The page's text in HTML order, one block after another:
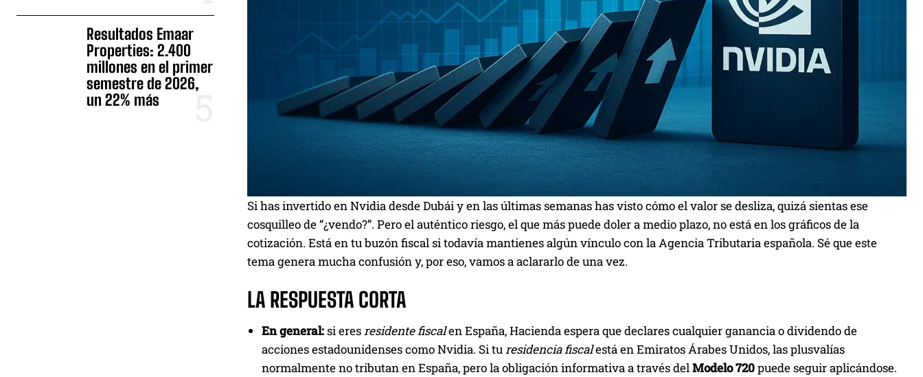
Resultados Emaar
Properties: 2.400
millones en el primer
semestre de 2026,
un 22% más
Si has invertido en Nvidia desde Dubái y en las últimas semanas has visto cómo el valor se desliza, quizá sientas ese
cosquilleo de “¿vendo?”. Pero el auténtico riesgo, el que más puede doler a medio plazo, no está en los gráficos de la
cotización. Está en tu buzón fiscal si todavía mantienes algún vínculo con la Agencia Tributaria española. Sé que este
tema genera mucha confusión y, por eso, vamos a aclararlo de una vez.
LA RESPUESTA CORTA
En general:si eresresidente fiscalen España, Hacienda espera que declares cualquier ganancia o dividendo de
acciones estadounidenses como Nvidia. Si turesidencia fiscalestá en Emiratos Árabes Unidos, las plusvalías
normalmente no tributan en España, pero la obligación informativa a través delModelo 720puede seguir aplicándose.